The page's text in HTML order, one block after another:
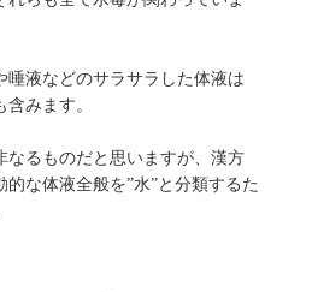
唾液などのサラサラした体液は
みます。
なるものだと思いますが、漢方
な体液全般を”水”と分類するた